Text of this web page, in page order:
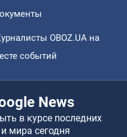
OBOZ.UA на
событий
News
в курсе последних
мира сегодня